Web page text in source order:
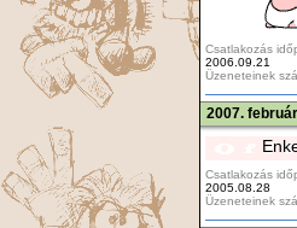
Csatlakozás
2006.09.21
Üzeneteinek
2007.
Csatlakozás
2005.08.28
Üzeneteinek